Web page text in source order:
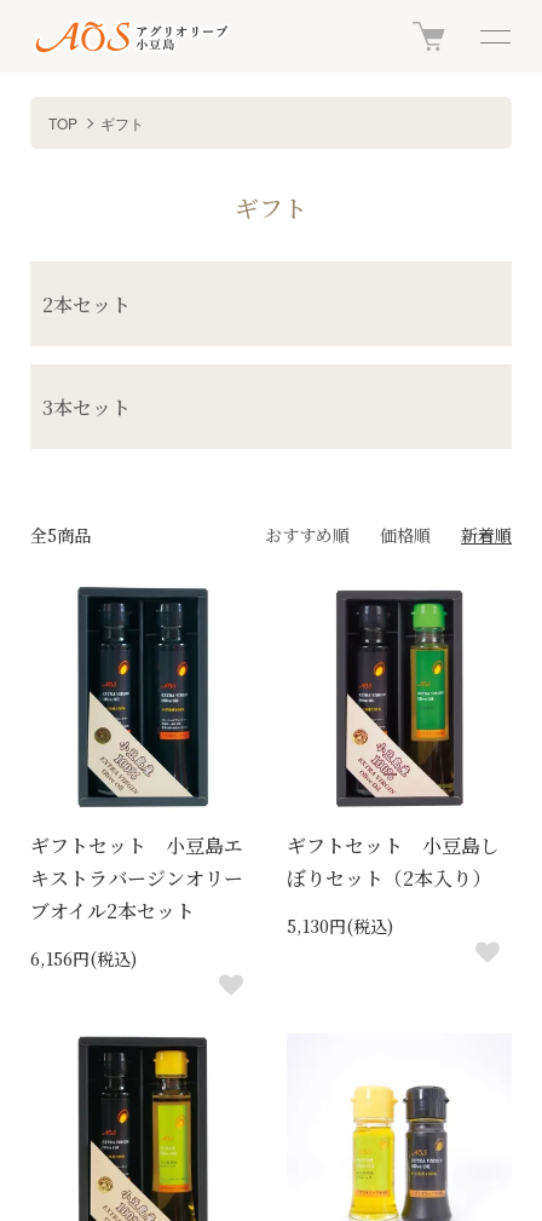
TOP ギフト
ギフト
2本セット
3本セット
全5商品 おすすめ順 価格順 新着順
ギフトセット 小豆島エ
キストラバージンオリー
ブオイル2本セット
6,156円(税込)
ギフトセット 小豆島し
ぼりセット（2本入り）
5,130円(税込)